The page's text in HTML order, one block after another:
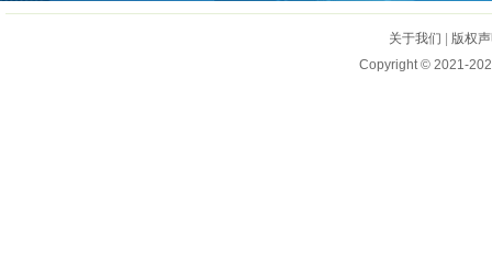
关于我们
版权
Copyright © 2021-